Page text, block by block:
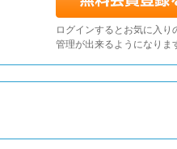
ログインするとお気に入り
管理が出来るようになりま